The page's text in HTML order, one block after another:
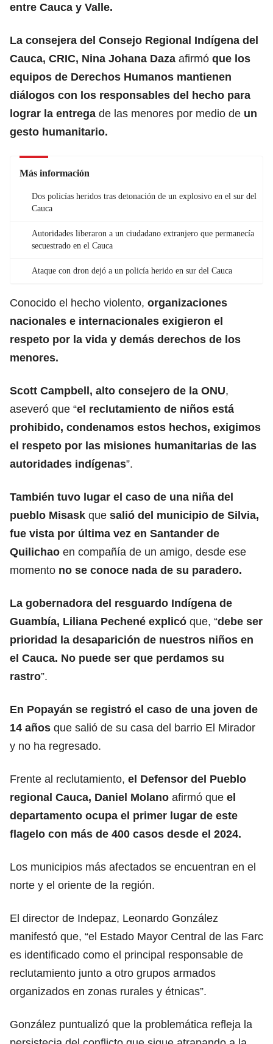
entre Cauca y Valle.
La consejera del Consejo Regional Indígena del
Cauca, CRIC, Nina Johana Daza afirmó que los
equipos de Derechos Humanos mantienen
diálogos con los responsables del hecho para
lograr la entrega de las menores por medio de un
gesto humanitario.
Más información
Dos policías heridos tras detonación de un explosivo en el sur del
Cauca
Autoridades liberaron a un ciudadano extranjero que permanecía
secuestrado en el Cauca
Ataque con dron dejó a un policía herido en sur del Cauca
Conocido el hecho violento, organizaciones
nacionales e internacionales exigieron el
respeto por la vida y demás derechos de los
menores.
Scott Campbell, alto consejero de la ONU,
aseveró que “el reclutamiento de niños está
prohibido, condenamos estos hechos, exigimos
el respeto por las misiones humanitarias de las
autoridades indígenas”.
También tuvo lugar el caso de una niña del
pueblo Misask que salió del municipio de Silvia,
fue vista por última vez en Santander de
Quilichao en compañía de un amigo, desde ese
momento no se conoce nada de su paradero.
La gobernadora del resguardo Indígena de
Guambía, Liliana Pechené explicó que, “debe ser
prioridad la desaparición de nuestros niños en
el Cauca. No puede ser que perdamos su
rastro”.
En Popayán se registró el caso de una joven de
14 años que salió de su casa del barrio El Mirador
y no ha regresado.
Frente al reclutamiento, el Defensor del Pueblo
regional Cauca, Daniel Molano afirmó que el
departamento ocupa el primer lugar de este
flagelo con más de 400 casos desde el 2024.
Los municipios más afectados se encuentran en el
norte y el oriente de la región.
El director de Indepaz, Leonardo González
manifestó que, “el Estado Mayor Central de las Farc
es identificado como el principal responsable de
reclutamiento junto a otro grupos armados
organizados en zonas rurales y étnicas”.
González puntualizó que la problemática refleja la